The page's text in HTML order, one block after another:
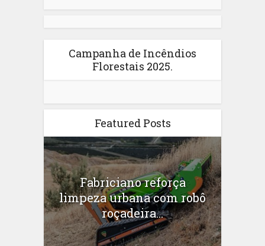
Campanha de Incêndios
Florestais 2025.
Featured Posts
Fabriciano reforça
limpeza urbana com robô
roçadeira...